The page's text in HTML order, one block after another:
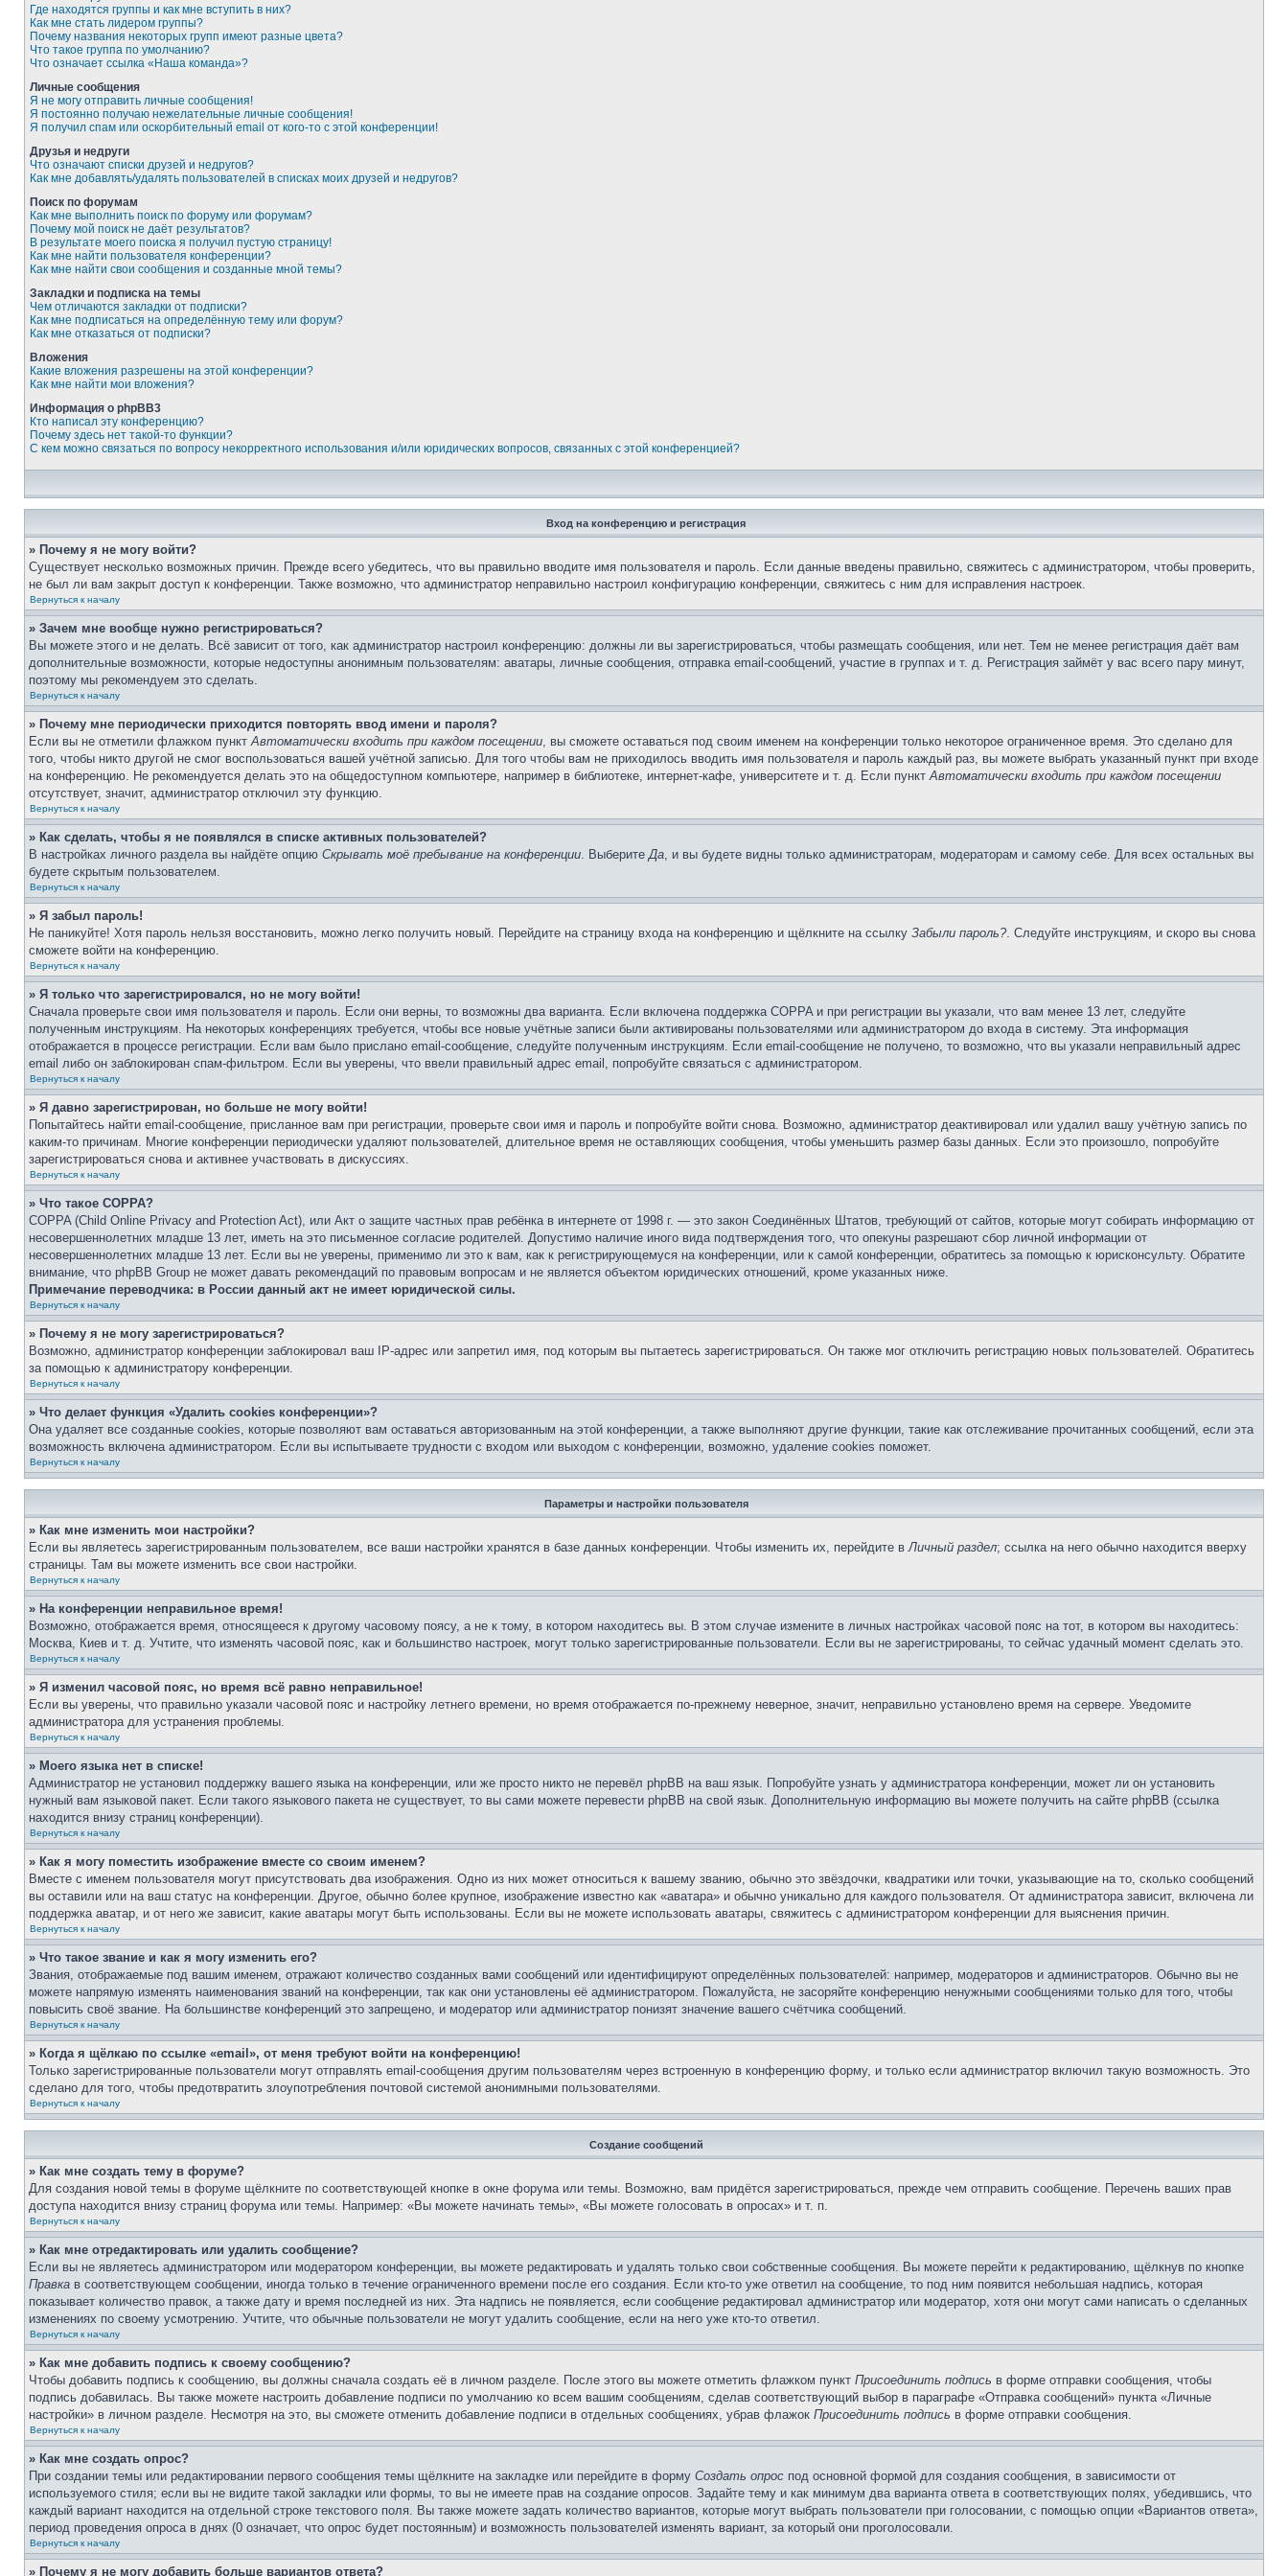
Где находятся группы и как мне вступить в них?
Как мне стать лидером группы?
Почему названия некоторых групп имеют разные цвета?
Что такое группа по умолчанию?
Что означает ссылка «Наша команда»?
Личные сообщения
Я не могу отправить личные сообщения!
Я постоянно получаю нежелательные личные сообщения!
Я получил спам или оскорбительный email от кого-то с этой конференции!
Друзья и недруги
Что означают списки друзей и недругов?
Как мне добавлять/удалять пользователей в списках моих друзей и недругов?
Поиск по форумам
Как мне выполнить поиск по форуму или форумам?
Почему мой поиск не даёт результатов?
В результате моего поиска я получил пустую страницу!
Как мне найти пользователя конференции?
Как мне найти свои сообщения и созданные мной темы?
Закладки и подписка на темы
Чем отличаются закладки от подписки?
Как мне подписаться на определённую тему или форум?
Как мне отказаться от подписки?
Вложения
Какие вложения разрешены на этой конференции?
Как мне найти мои вложения?
Информация о phpBB3
Кто написал эту конференцию?
Почему здесь нет такой-то функции?
С кем можно связаться по вопросу некорректного использования и/или юридических вопросов, связанных с этой конференцией?
Вход на конференцию и регистрация
» Почему я не могу войти?
Существует несколько возможных причин. Прежде всего убедитесь, что вы правильно вводите имя пользователя и пароль. Если данные введены правильно, свяжитесь с администратором, чтобы проверить,
не был ли вам закрыт доступ к конференции. Также возможно, что администратор неправильно настроил конфигурацию конференции, свяжитесь с ним для исправления настроек.
Вернуться к началу
» Зачем мне вообще нужно регистрироваться?
Вы можете этого и не делать. Всё зависит от того, как администратор настроил конференцию: должны ли вы зарегистрироваться, чтобы размещать сообщения, или нет. Тем не менее регистрация даёт вам
дополнительные возможности, которые недоступны анонимным пользователям: аватары, личные сообщения, отправка email-сообщений, участие в группах и т. д. Регистрация займёт у вас всего пару минут,
поэтому мы рекомендуем это сделать.
Вернуться к началу
» Почему мне периодически приходится повторять ввод имени и пароля?
Если вы не отметили флажком пунктАвтоматически входить при каждом посещении, вы сможете оставаться под своим именем на конференции только некоторое ограниченное время. Это сделано для
того, чтобы никто другой не смог воспользоваться вашей учётной записью. Для того чтобы вам не приходилось вводить имя пользователя и пароль каждый раз, вы можете выбрать указанный пункт при входе
на конференцию. Не рекомендуется делать это на общедоступном компьютере, например в библиотеке, интернет-кафе, университете и т. д. Если пунктАвтоматически входить при каждом посещении
отсутствует, значит, администратор отключил эту функцию.
Вернуться к началу
» Как сделать, чтобы я не появлялся в списке активных пользователей?
В настройках личного раздела вы найдёте опцию Скрывать моё пребывание на конференции. ВыберитеДа, и вы будете видны только администраторам, модераторам и самому себе. Для всех остальных вы
будете скрытым пользователем.
Вернуться к началу
» Я забыл пароль!
Не паникуйте! Хотя пароль нельзя восстановить, можно легко получить новый. Перейдите на страницу входа на конференцию и щёлкните на ссылку Забыли пароль?. Следуйте инструкциям, и скоро вы снова
сможете войти на конференцию.
Вернуться к началу
» Я только что зарегистрировался, но не могу войти!
Сначала проверьте свои имя пользователя и пароль. Если они верны, то возможны два варианта. Если включена поддержка COPPA и при регистрации вы указали, что вам менее 13 лет, следуйте
полученным инструкциям. На некоторых конференциях требуется, чтобы все новые учётные записи были активированы пользователями или администратором до входа в систему. Эта информация
отображается в процессе регистрации. Если вам было прислано email-сообщение, следуйте полученным инструкциям. Если email-сообщение не получено, то возможно, что вы указали неправильный адрес
email либо он заблокирован спам-фильтром. Если вы уверены, что ввели правильный адрес email, попробуйте связаться с администратором.
Вернуться к началу
» Я давно зарегистрирован, но больше не могу войти!
Попытайтесь найти email-сообщение, присланное вам при регистрации, проверьте свои имя и пароль и попробуйте войти снова. Возможно, администратор деактивировал или удалил вашу учётную запись по
каким-то причинам. Многие конференции периодически удаляют пользователей, длительное время не оставляющих сообщения, чтобы уменьшить размер базы данных. Если это произошло, попробуйте
зарегистрироваться снова и активнее участвовать в дискуссиях.
Вернуться к началу
» Что такое COPPA?
COPPA (Child Online Privacy and Protection Act), или Акт о защите частных прав ребёнка в интернете от 1998 г. — это закон Соединённых Штатов, требующий от сайтов, которые могут собирать информацию от
несовершеннолетних младше 13 лет, иметь на это письменное согласие родителей. Допустимо наличие иного вида подтверждения того, что опекуны разрешают сбор личной информации от
несовершеннолетних младше 13 лет. Если вы не уверены, применимо ли это к вам, как к регистрирующемуся на конференции, или к самой конференции, обратитесь за помощью к юрисконсульту. Обратите
внимание, что phpBB Group не может давать рекомендаций по правовым вопросам и не является объектом юридических отношений, кроме указанных ниже.
Примечание переводчика: в России данный акт не имеет юридической силы.
Вернуться к началу
» Почему я не могу зарегистрироваться?
Возможно, администратор конференции заблокировал ваш IP-адрес или запретил имя, под которым вы пытаетесь зарегистрироваться. Он также мог отключить регистрацию новых пользователей. Обратитесь
за помощью к администратору конференции.
Вернуться к началу
» Что делает функция «Удалить cookies конференции»?
Она удаляет все созданные cookies, которые позволяют вам оставаться авторизованным на этой конференции, а также выполняют другие функции, такие как отслеживание прочитанных сообщений, если эта
возможность включена администратором. Если вы испытываете трудности с входом или выходом с конференции, возможно, удаление cookies поможет.
Вернуться к началу
Параметры и настройки пользователя
» Как мне изменить мои настройки?
Если вы являетесь зарегистрированным пользователем, все ваши настройки хранятся в базе данных конференции. Чтобы изменить их, перейдите вЛичный раздел; ссылка на него обычно находится вверху
страницы. Там вы можете изменить все свои настройки.
Вернуться к началу
» На конференции неправильное время!
Возможно, отображается время, относящееся к другому часовому поясу, а не к тому, в котором находитесь вы. В этом случае измените в личных настройках часовой пояс на тот, в котором вы находитесь:
Москва, Киев и т. д. Учтите, что изменять часовой пояс, как и большинство настроек, могут только зарегистрированные пользователи. Если вы не зарегистрированы, то сейчас удачный момент сделать это.
Вернуться к началу
» Я изменил часовой пояс, но время всё равно неправильное!
Если вы уверены, что правильно указали часовой пояс и настройку летнего времени, но время отображается по-прежнему неверное, значит, неправильно установлено время на сервере. Уведомите
администратора для устранения проблемы.
Вернуться к началу
» Моего языка нет в списке!
Администратор не установил поддержку вашего языка на конференции, или же просто никто не перевёл phpBB на ваш язык. Попробуйте узнать у администратора конференции, может ли он установить
нужный вам языковой пакет. Если такого языкового пакета не существует, то вы сами можете перевести phpBB на свой язык. Дополнительную информацию вы можете получить на сайте phpBB (ссылка
находится внизу страниц конференции).
Вернуться к началу
» Как я могу поместить изображение вместе со своим именем?
Вместе с именем пользователя могут присутствовать два изображения. Одно из них может относиться к вашему званию, обычно это звёздочки, квадратики или точки, указывающие на то, сколько сообщений
вы оставили или на ваш статус на конференции. Другое, обычно более крупное, изображение известно как «аватара» и обычно уникально для каждого пользователя. От администратора зависит, включена ли
поддержка аватар, и от него же зависит, какие аватары могут быть использованы. Если вы не можете использовать аватары, свяжитесь с администратором конференции для выяснения причин.
Вернуться к началу
» Что такое звание и как я могу изменить его?
Звания, отображаемые под вашим именем, отражают количество созданных вами сообщений или идентифицируют определённых пользователей: например, модераторов и администраторов. Обычно вы не
можете напрямую изменять наименования званий на конференции, так как они установлены её администратором. Пожалуйста, не засоряйте конференцию ненужными сообщениями только для того, чтобы
повысить своё звание. На большинстве конференций это запрещено, и модератор или администратор понизят значение вашего счётчика сообщений.
Вернуться к началу
» Когда я щёлкаю по ссылке «email», от меня требуют войти на конференцию!
Только зарегистрированные пользователи могут отправлять email-сообщения другим пользователям через встроенную в конференцию форму, и только если администратор включил такую возможность. Это
сделано для того, чтобы предотвратить злоупотребления почтовой системой анонимными пользователями.
Вернуться к началу
Создание сообщений
» Как мне создать тему в форуме?
Для создания новой темы в форуме щёлкните по соответствующей кнопке в окне форума или темы. Возможно, вам придётся зарегистрироваться, прежде чем отправить сообщение. Перечень ваших прав
доступа находится внизу страниц форума или темы. Например: «Вы можете начинать темы», «Вы можете голосовать в опросах» и т. п.
Вернуться к началу
» Как мне отредактировать или удалить сообщение?
Если вы не являетесь администратором или модератором конференции, вы можете редактировать и удалять только свои собственные сообщения. Вы можете перейти к редактированию, щёлкнув по кнопке
Правка в соответствующем сообщении, иногда только в течение ограниченного времени после его создания. Если кто-то уже ответил на сообщение, то под ним появится небольшая надпись, которая
показывает количество правок, а также дату и время последней из них. Эта надпись не появляется, если сообщение редактировал администратор или модератор, хотя они могут сами написать о сделанных
изменениях по своему усмотрению. Учтите, что обычные пользователи не могут удалить сообщение, если на него уже кто-то ответил.
Вернуться к началу
» Как мне добавить подпись к своему сообщению?
Чтобы добавить подпись к сообщению, вы должны сначала создать её в личном разделе. После этого вы можете отметить флажком пункт Присоединить подпись в форме отправки сообщения, чтобы
подпись добавилась. Вы также можете настроить добавление подписи по умолчанию ко всем вашим сообщениям, сделав соответствующий выбор в параграфе «Отправка сообщений» пункта «Личные
настройки» в личном разделе. Несмотря на это, вы сможете отменить добавление подписи в отдельных сообщениях, убрав флажок Присоединить подпись в форме отправки сообщения.
Вернуться к началу
» Как мне создать опрос?
При создании темы или редактировании первого сообщения темы щёлкните на закладке или перейдите в форму Создать опрос под основной формой для создания сообщения, в зависимости от
используемого стиля; если вы не видите такой закладки или формы, то вы не имеете прав на создание опросов. Задайте тему и как минимум два варианта ответа в соответствующих полях, убедившись, что
каждый вариант находится на отдельной строке текстового поля. Вы также можете задать количество вариантов, которые могут выбрать пользователи при голосовании, с помощью опции «Вариантов ответа»,
период проведения опроса в днях (0 означает, что опрос будет постоянным) и возможность пользователей изменять вариант, за который они проголосовали.
Вернуться к началу
» Почему я не могу добавить больше вариантов ответа?